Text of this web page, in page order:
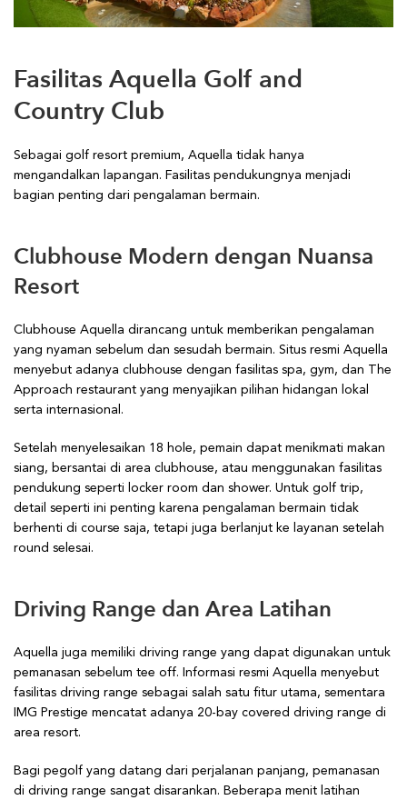
Fasilitas Aquella Golf and
Country Club
Sebagai golf resort premium, Aquella tidak hanya
mengandalkan lapangan. Fasilitas pendukungnya menjadi
bagian penting dari pengalaman bermain.
Clubhouse Modern dengan Nuansa
Resort
Clubhouse Aquella dirancang untuk memberikan pengalaman
yang nyaman sebelum dan sesudah bermain. Situs resmi Aquella
menyebut adanya clubhouse dengan fasilitas spa, gym, dan The
Approach restaurant yang menyajikan pilihan hidangan lokal
serta internasional.
Setelah menyelesaikan 18 hole, pemain dapat menikmati makan
siang, bersantai di area clubhouse, atau menggunakan fasilitas
pendukung seperti locker room dan shower. Untuk golf trip,
detail seperti ini penting karena pengalaman bermain tidak
berhenti di course saja, tetapi juga berlanjut ke layanan setelah
round selesai.
Driving Range dan Area Latihan
Aquella juga memiliki driving range yang dapat digunakan untuk
pemanasan sebelum tee off. Informasi resmi Aquella menyebut
fasilitas driving range sebagai salah satu fitur utama, sementara
IMG Prestige mencatat adanya 20-bay covered driving range di
area resort.
Bagi pegolf yang datang dari perjalanan panjang, pemanasan
di driving range sangat disarankan. Beberapa menit latihan